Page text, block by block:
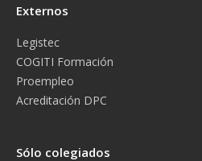
Externos
Legistec
COGITI Formación
Proempleo
Acreditación DPC
Sólo colegiados